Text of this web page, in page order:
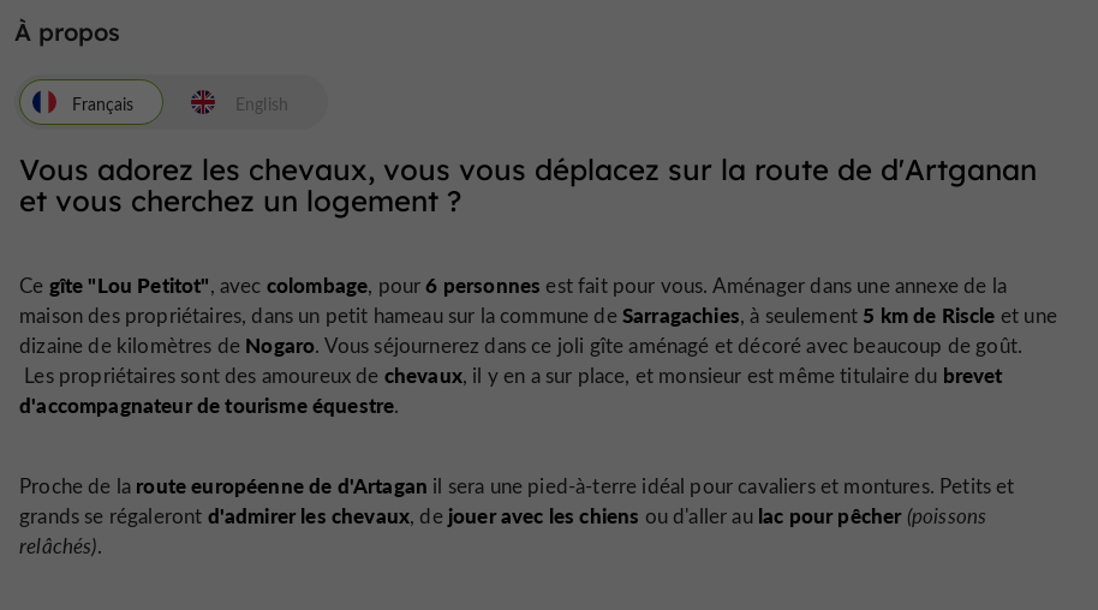
À propos
Français
Vous adorez les chevaux, vous vous déplacez sur la route de d'Artganan
et vous cherchez un logement ?
Ce gîte "Lou Petitot", avec colombage, pour6 personnes est fait pour vous. Aménager dans une annexe de la
maison des propriétaires, dans un petit hameau sur la commune deSarragachies, à seulement 5 km de Riscle et une
dizaine de kilomètres de Nogaro. Vous séjournerez dans ce joli gîte aménagé et décoré avec beaucoup de goût.
Les propriétaires sont des amoureux de chevaux, il y en a sur place, et monsieur est même titulaire du brevet
d'accompagnateur de tourisme équestre.
Proche de la route européenne de d'Artagan il sera une pied-à-terre idéal pour cavaliers et montures. Petits et
grands se régaleront d'admirer les chevaux, dejouer avec les chiens ou d'aller au lac pour pêcher (poissons
relâchés).
English